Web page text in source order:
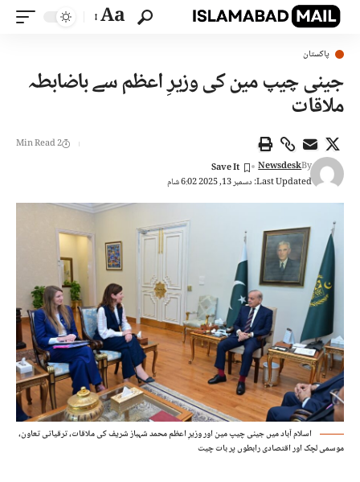
Aa
پاکستان
جینی چیپ مین کی وزیرِ اعظم سے باضابطہ
ملاقات
Last Updated: دسمبر 13, 2025 6:02 شام
By
Newsdesk
2 Min Read
اسلام آباد میں جینی چیپ مین اور وزیرِ اعظم محمد شہباز شریف کی ملاقات، ترقیاتی تعاون،
موسمی لچک اور اقتصادی رابطوں پر بات چیت